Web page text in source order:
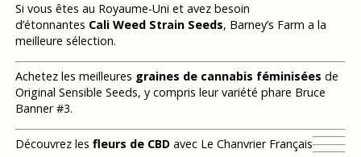
Si vous êtes au Royaume-Uni et avez besoin
d’étonnantes Cali Weed Strain Seeds, Barney’s Farm a la
meilleure sélection.
Achetez les meilleures graines de cannabis féminisées de
Original Sensible Seeds, y compris leur variété phare Bruce
Banner #3.
Découvrez les fleurs de CBDavec Le Chanvrier Français